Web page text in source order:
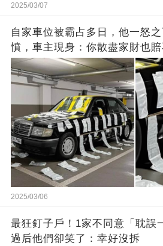
2025/03/07
自家車位被霸占多日，他一怒
憤，車主現身：你散盡家財也賠
2025/03/06
最狂釘子戶！1家不同意「耽誤
過后他們卻笑了：幸好沒拆